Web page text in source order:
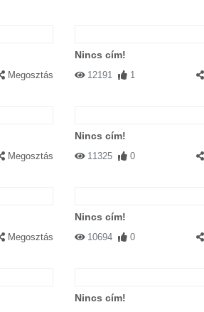
Megosztás
Nincs cím!
12191 1
Megosztás
Nincs cím!
11325 0
Megosztás
Nincs cím!
10694 0
Nincs cím!